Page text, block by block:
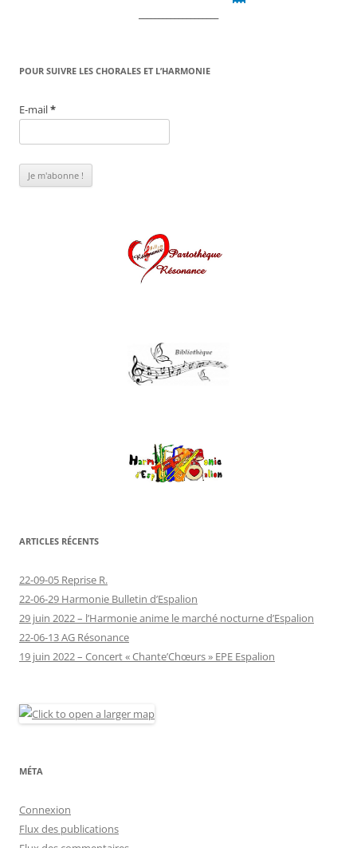
POUR SUIVRE LES CHORALES ET L’HARMONIE
E-mail*
ARTICLES RÉCENTS
22-09-05 Reprise R.
22-06-29 Harmonie Bulletin d’Espalion
29 juin 2022 – l’Harmonie anime le marché nocturne d’Espalion
22-06-13 AG Résonance
19 juin 2022 – Concert « Chante’Chœurs » EPE Espalion
MÉTA
Connexion
Flux des publications